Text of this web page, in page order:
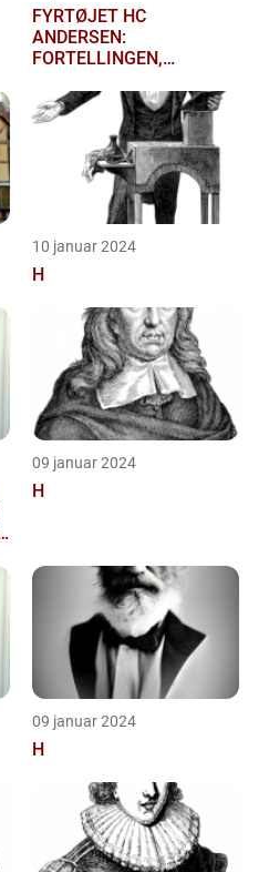
FYRTØJET HC
ANDERSEN:
FORTELLINGEN,
BETYDNINGEN FOR
KUNSTELSKERE OG
SAMLERE
10 januar 2024
H
09 januar 2024
H
09 januar 2024
H